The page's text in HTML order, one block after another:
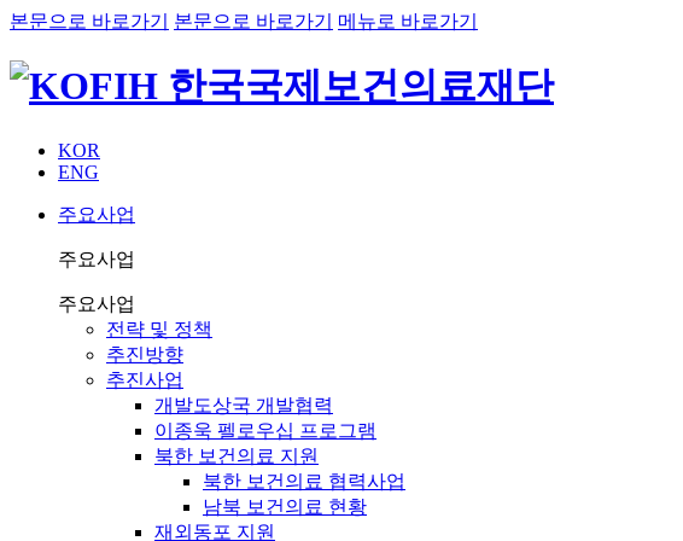
본문으로 바로가기 본문으로 바로가기 메뉴로 바로가기
KOR
ENG
주요사업
주요사업
주요사업
전략 및 정책
추진방향
추진사업
개발도상국 개발협력
이종욱 펠로우십 프로그램
북한 보건의료 지원
북한 보건의료 협력사업
남북 보건의료 현황
재외동포 지원